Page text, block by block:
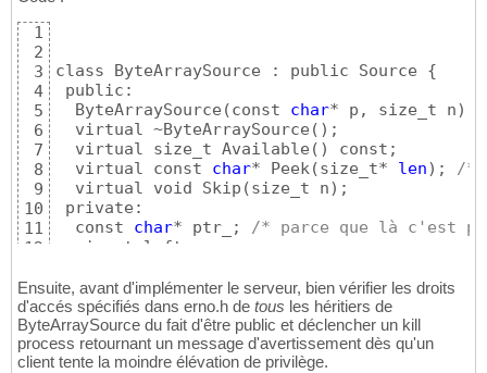
1
2
3
4
5
6
7
8
9
10
11
12
class ByteArraySource : public Source {
public:
  ByteArraySource
(const char* p, size_t n)
  virtual ~ByteArraySource
( ) ;
  virtual size_t Available
( )
const;
  virtual const
char* Peek(size_t* len) ; /*
  virtual void Skip
(size_t n) ;
private:
  const
char* ptr_; /* parce que là c'est
Ensuite, avant d'implémenter le serveur, bien vérifier les droits
d'accés spécifiés dans erno.h de tous les héritiers de
ByteArraySource du fait d'être public et déclencher un kill
process retournant un message d'avertissement dès qu'un
client tente la moindre élévation de privilège.